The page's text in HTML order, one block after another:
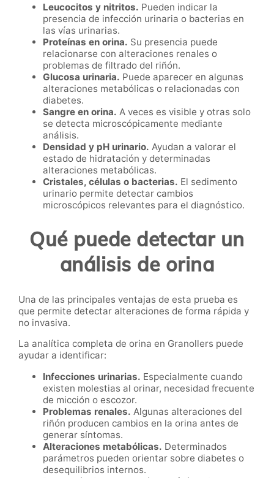
Leucocitos y nitritos. Pueden indicar la
presencia de infección urinaria o bacterias en
las vías urinarias.
Proteínas en orina. Su presencia puede
relacionarse con alteraciones renales o
problemas de filtrado del riñón.
Glucosa urinaria. Puede aparecer en algunas
alteraciones metabólicas o relacionadas con
diabetes.
Sangre en orina. A veces es visible y otras solo
se detecta microscópicamente mediante
análisis.
Densidad y pH urinario. Ayudan a valorar el
estado de hidratación y determinadas
alteraciones metabólicas.
Cristales, células o bacterias. El sedimento
urinario permite detectar cambios
microscópicos relevantes para el diagnóstico.
Qué puede detectar un
análisis de orina
Una de las principales ventajas de esta prueba es
que permite detectar alteraciones de forma rápida y
no invasiva.
La analítica completa de orina en Granollers puede
ayudar a identificar:
Infecciones urinarias. Especialmente cuando
existen molestias al orinar, necesidad frecuente
de micción o escozor.
Problemas renales. Algunas alteraciones del
riñón producen cambios en la orina antes de
generar síntomas.
Alteraciones metabólicas. Determinados
parámetros pueden orientar sobre diabetes o
desequilibrios internos.